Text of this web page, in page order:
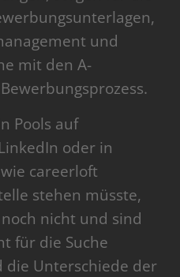
und
mit den A-
Pools auf
oder in
careerloft
stehen müsste,
nicht und sind
für die Suche
die Unterschiede der